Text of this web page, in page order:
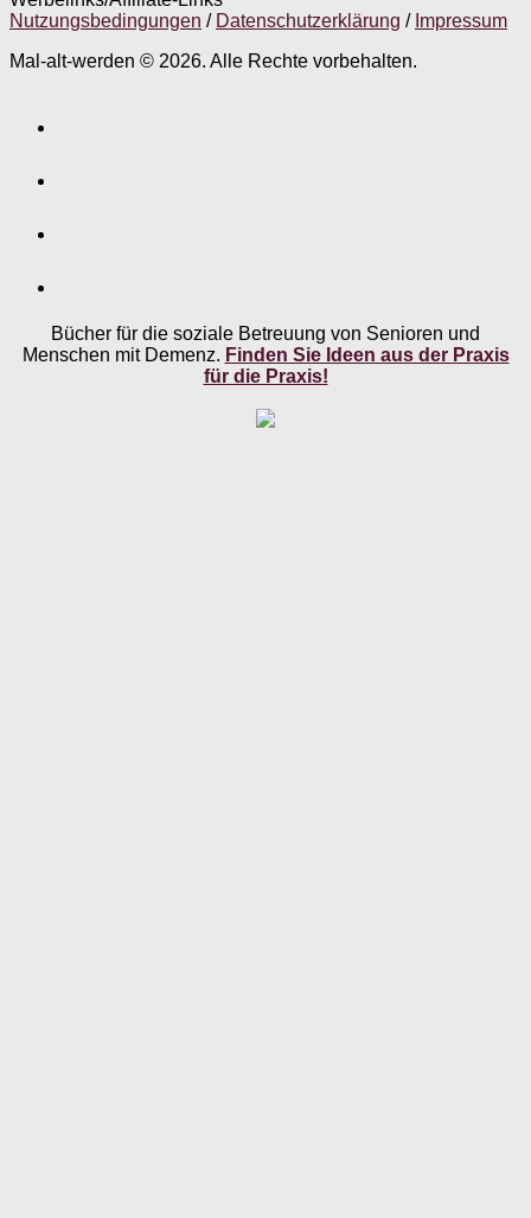
Nutzungsbedingungen / Datenschutzerklärung / Impressum
Mal-alt-werden © 2026. Alle Rechte vorbehalten.
Bücher für die soziale Betreuung von Senioren und
Menschen mit Demenz. Finden Sie Ideen aus der Praxis
für die Praxis!